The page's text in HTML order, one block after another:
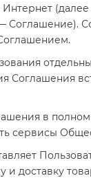
(далее
Соглашение).
в
сервисы
и доставку